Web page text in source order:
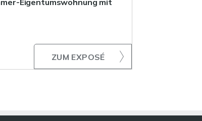
Eigentumswohnung mit
ZUM EXPOSÉ